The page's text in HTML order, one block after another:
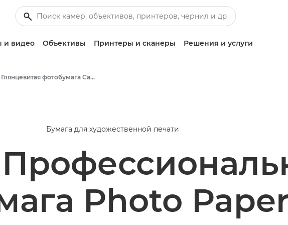
и видео Объективы Принтеры и сканеры Решения и услуги
Глянцевитая фотобумага Canon Pro Luster LU-101 — A4, A3, A3+, A2
Бумага для художественной печати
Photo